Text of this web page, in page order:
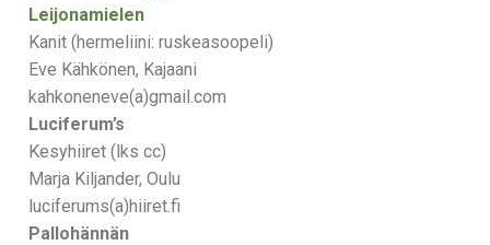
Leijonamielen
Kanit (hermeliini: ruskeasoopeli)
Eve Kähkönen, Kajaani
kahkoneneve(a)gmail.com
Luciferum’s
Kesyhiiret (lks cc)
Marja Kiljander, Oulu
luciferums(a)hiiret.fi
Pallohännän